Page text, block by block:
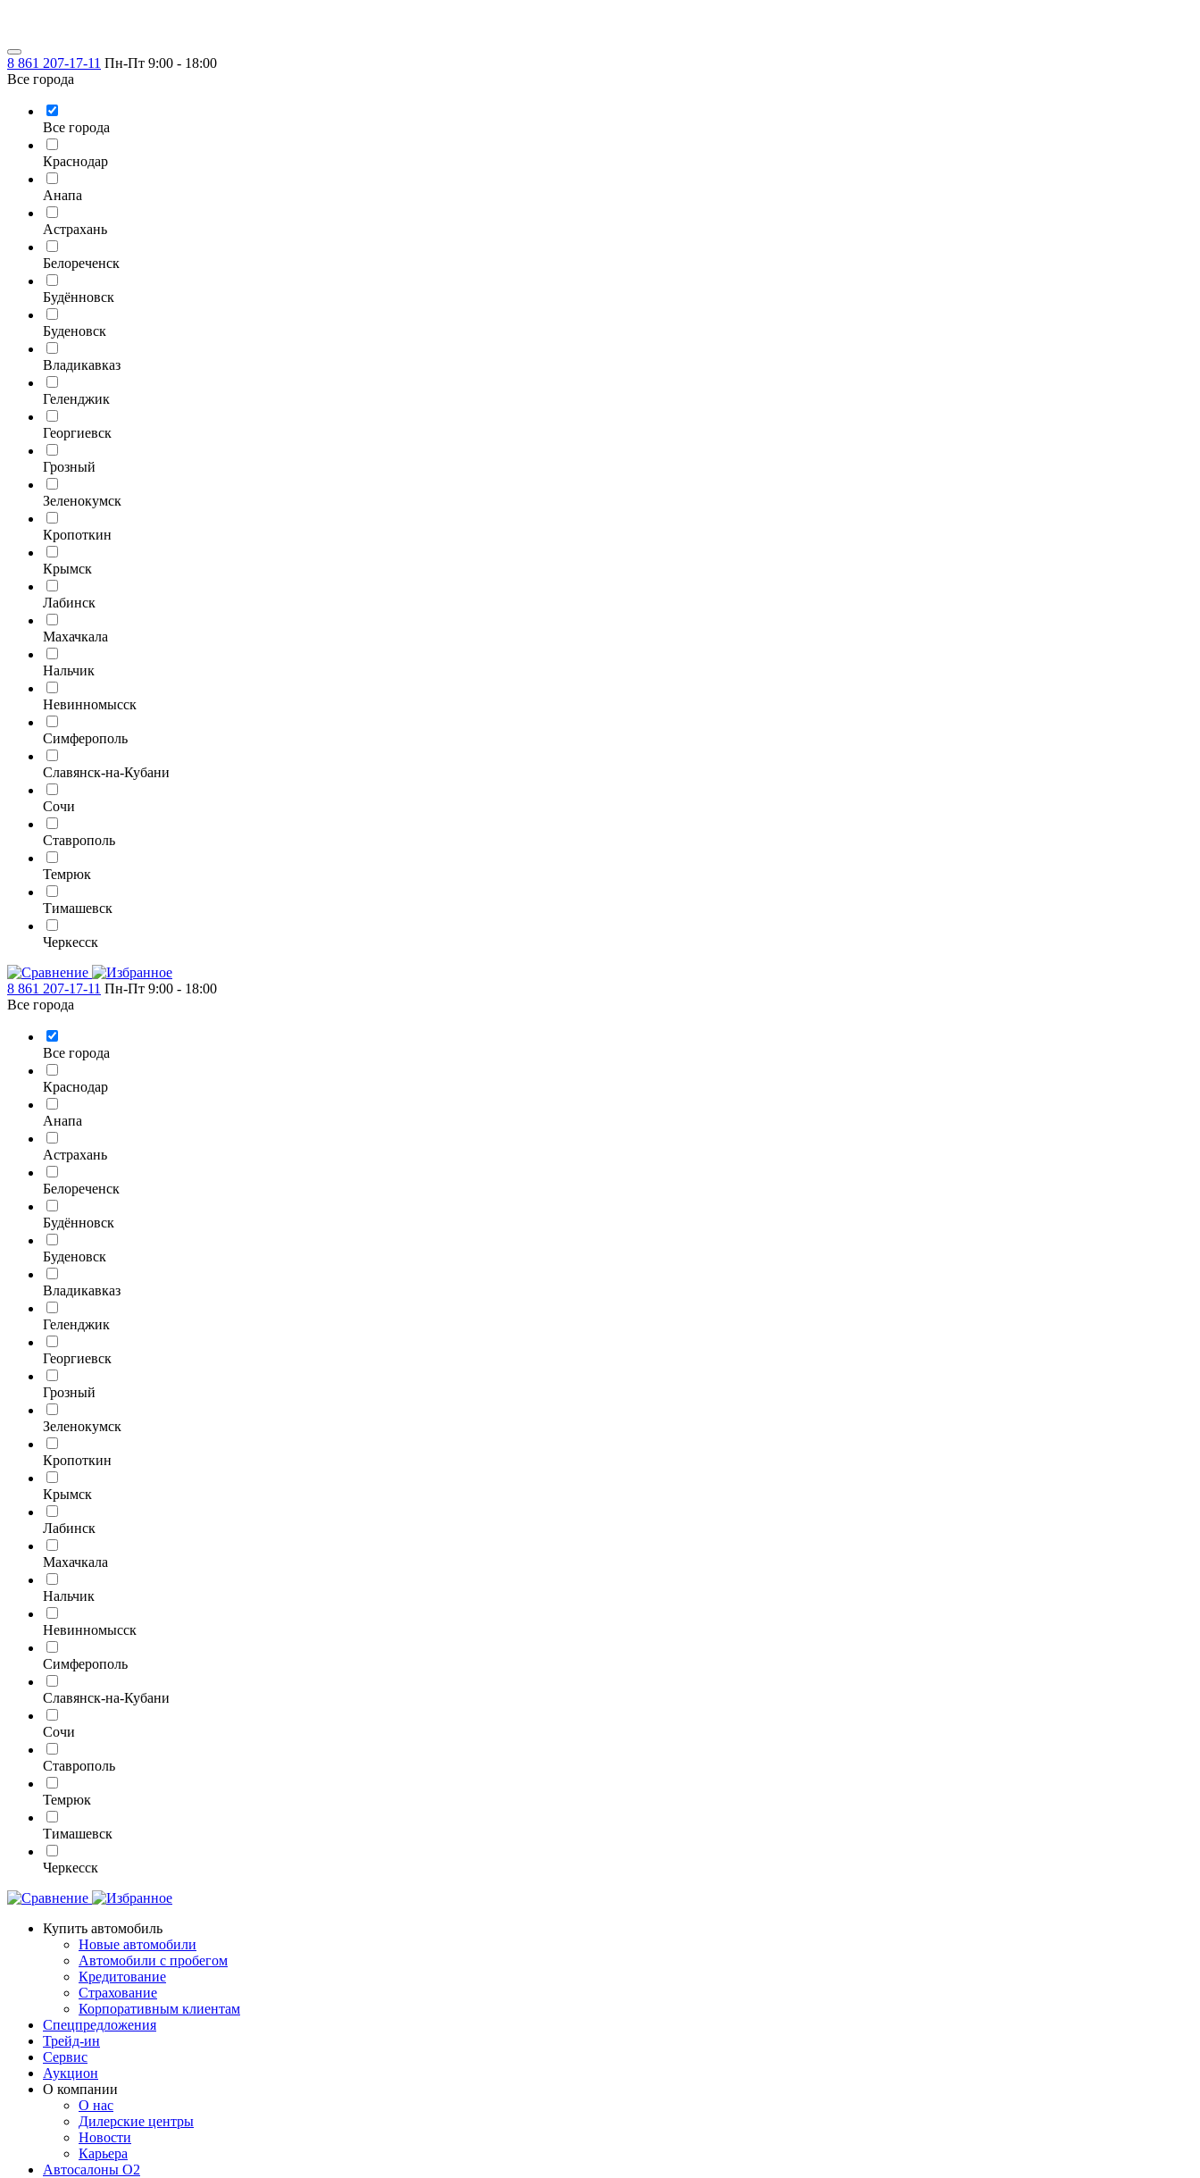
8 861 207-17-11 Пн-Пт 9:00 - 18:00
Все города
Все города
Краснодар
Анапа
Астрахань
Белореченск
Будённовск
Буденовск
Владикавказ
Геленджик
Георгиевск
Грозный
Зеленокумск
Кропоткин
Крымск
Лабинск
Махачкала
Нальчик
Невинномысск
Симферополь
Славянск-на-Кубани
Сочи
Ставрополь
Темрюк
Тимашевск
Черкесск
8 861 207-17-11 Пн-Пт 9:00 - 18:00
Все города
Все города
Краснодар
Анапа
Астрахань
Белореченск
Будённовск
Буденовск
Владикавказ
Геленджик
Георгиевск
Грозный
Зеленокумск
Кропоткин
Крымск
Лабинск
Махачкала
Нальчик
Невинномысск
Симферополь
Славянск-на-Кубани
Сочи
Ставрополь
Темрюк
Тимашевск
Черкесск
Купить автомобиль
Новые автомобили
Автомобили с пробегом
Кредитование
Страхование
Корпоративным клиентам
Спецпредложения
Трейд-ин
Сервис
Аукцион
О компании
О нас
Дилерские центры
Новости
Карьера
Автосалоны O2